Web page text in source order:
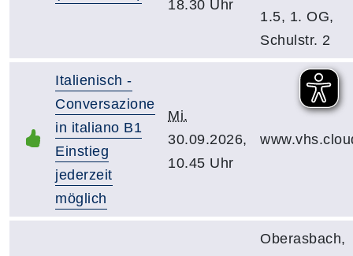
18.30 Uhr
1.5, 1. OG,
Schulstr. 2
Italienisch -
Conversazione
in italiano B1
Einstieg
jederzeit
möglich
Mi.
30.09.2026,
10.45 Uhr
Oberasbach,